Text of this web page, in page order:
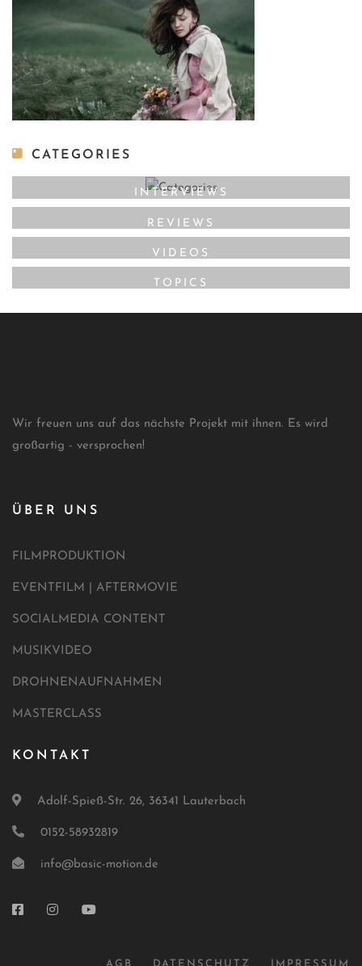
CATEGORIES
INTERVIEWS
REVIEWS
VIDEOS
TOPICS
Wir freuen uns auf das nächste Projekt mit ihnen. Es wird
großartig - versprochen!
ÜBER UNS
FILMPRODUKTION
EVENTFILM | AFTERMOVIE
SOCIALMEDIA CONTENT
MUSIKVIDEO
DROHNENAUFNAHMEN
MASTERCLASS
KONTAKT
Adolf-Spieß-Str. 26, 36341 Lauterbach
0152-58932819
info@basic-motion.de
AGB DATENSCHUTZ IMPRESSUM